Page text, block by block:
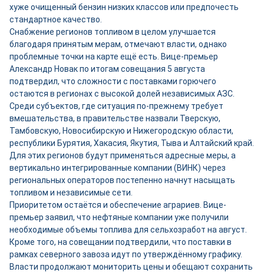
хуже очищенный бензин низких классов или предпочесть
стандартное качество.
Снабжение регионов топливом в целом улучшается
благодаря принятым мерам, отмечают власти, однако
проблемные точки на карте ещё есть. Вице-премьер
Александр Новак по итогам совещания 5 августа
подтвердил, что сложности с поставками горючего
остаются в регионах с высокой долей независимых АЗС.
Среди субъектов, где ситуация по-прежнему требует
вмешательства, в правительстве назвали Тверскую,
Тамбовскую, Новосибирскую и Нижегородскую области,
республики Бурятия, Хакасия, Якутия, Тыва и Алтайский край.
Для этих регионов будут применяться адресные меры, а
вертикально интегрированные компании (ВИНК) через
региональных операторов постепенно начнут насыщать
топливом и независимые сети.
Приоритетом остаётся и обеспечение аграриев. Вице-
премьер заявил, что нефтяные компании уже получили
необходимые объемы топлива для сельхозработ на август.
Кроме того, на совещании подтвердили, что поставки в
рамках северного завоза идут по утверждённому графику.
Власти продолжают мониторить цены и обещают сохранить